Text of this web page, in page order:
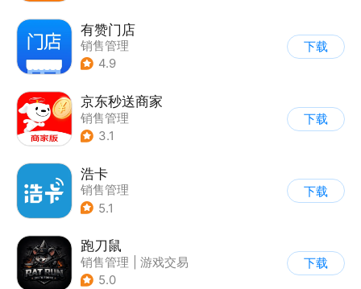
有赞门店
销售管理
4.9
下载
京东秒送商家
销售管理
3.1
下载
浩卡
销售管理
5.1
下载
跑刀鼠
销售管理
游戏交易
5.0
下载